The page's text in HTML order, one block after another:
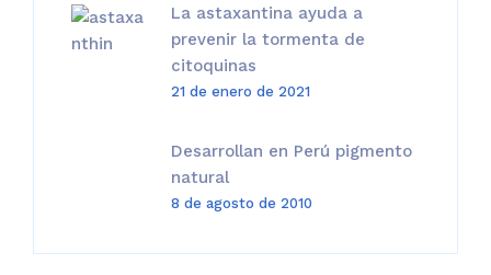
La astaxantina ayuda a
prevenir la tormenta de
citoquinas
21 de enero de 2021
Desarrollan en Perú pigmento
natural
8 de agosto de 2010